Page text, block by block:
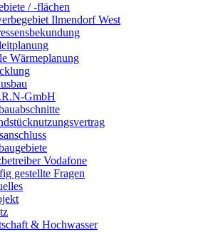
/ -flächen
Ilmendorf West
Wärmeplanung
GmbH
Vodafone
gestellte Fragen
& Hochwasser